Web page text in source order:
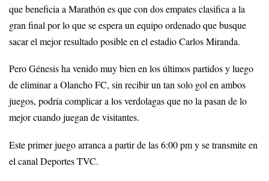
que beneficia a Marathón es que con dos empates clasifica a la
gran final por lo que se espera un equipo ordenado que busque
sacar el mejor resultado posible en el estadio Carlos Miranda.
Pero Génesis ha venido muy bien en los últimos partidos y luego
de eliminar a Olancho FC, sin recibir un tan solo gol en ambos
juegos, podría complicar a los verdolagas que no la pasan de lo
mejor cuando juegan de visitantes.
Este primer juego arranca a partir de las 6:00 pm y se transmite en
el canal Deportes TVC.